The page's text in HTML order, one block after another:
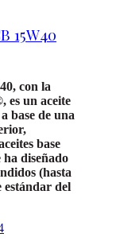
15W40
con la
es un aceite
base de una
base
ha diseñado
(hasta
estándar del